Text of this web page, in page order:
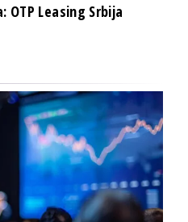
OTP Leasing Srbija